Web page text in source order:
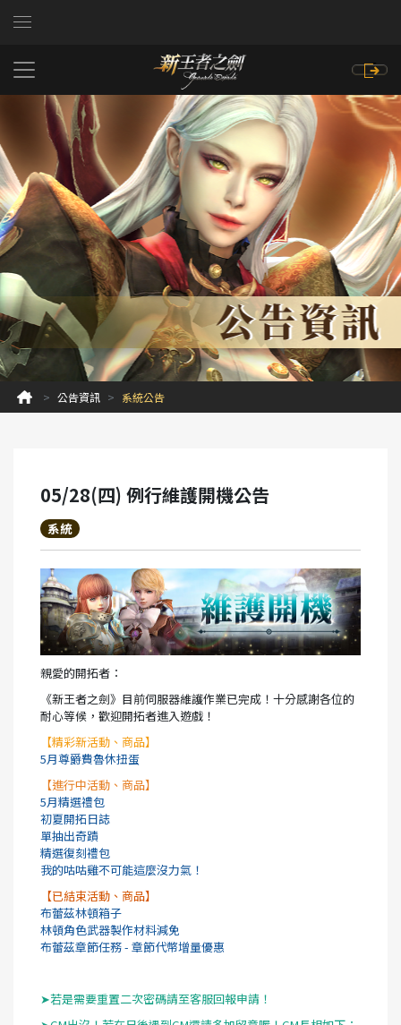
公告資訊 系統公告
05/28(四) 例行維護開機公告
系統
親愛的開拓者：
《新王者之劍》目前伺服器維護作業已完成！十分感謝各位的
耐心等候，歡迎開拓者進入遊戲！
【精彩新活動、商品】
5月尊爵費魯休扭蛋
【進行中活動、商品】
5月精選禮包
初夏開拓日誌
單抽出奇蹟
精選復刻禮包
我的咕咕雞不可能這麼沒力氣！
【已結束活動、商品】
布蕾茲林頓箱子
林頓角色武器製作材料減免
布蕾茲章節任務 - 章節代幣增量優惠
➤若是需要重置二次密碼請至客服回報申請！